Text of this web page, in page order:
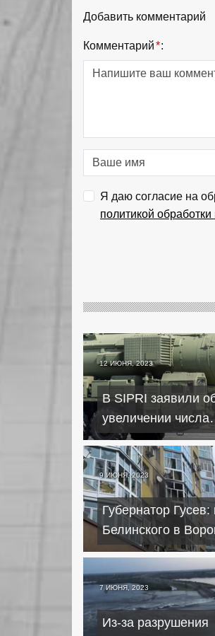
Добавить комментарий
Комментарий*:
Я даю согласие на
политикой
12 ИЮНЯ, 2023
В SIPRI заявили
увеличении числа
развернутых
боеголовок
9 ИЮНЯ, 2023
Губернатор
Белинского в
упал беспилотник
7 ИЮНЯ, 2023
Из-за разрушения